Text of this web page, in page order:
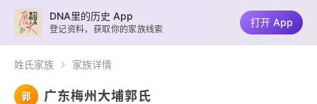
姓氏家族 家族详情
郭 广东梅州大埔郭氏
DNA里的历史 App
登记资料，获取你的家族线索
打开 App